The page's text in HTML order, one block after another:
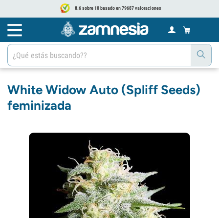
8.6 sobre 10 basado en 79687 valoraciones
White Widow Auto (Spliff Seeds)
feminizada